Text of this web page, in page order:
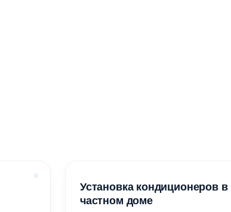
Установка кондиционеров в
частном доме